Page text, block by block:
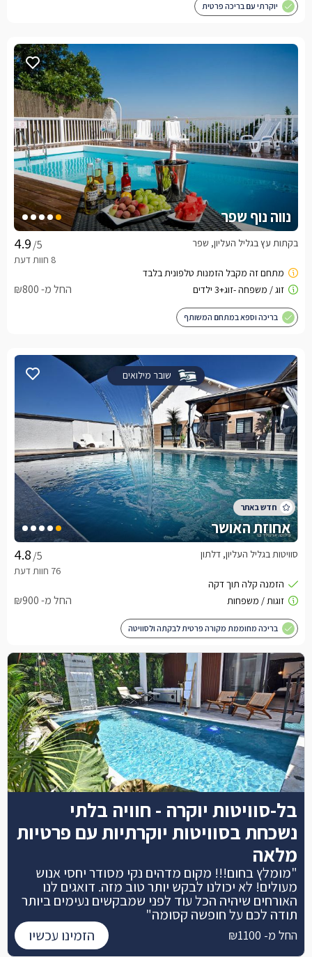
יוקרתי עם בריכה פרטית
נווה נוף שפר
/5 בקתות עץ בגליל העליון, שפר
החל מ- ₪800
בריכה וספא במתחם המשותף
שובר מילואים
אחוזת האושר
/5 סוויטות בגליל העליון, דלתון
החל מ- ₪900
בריכה מחוממת מקורה פרטית לבקתה ולסוויטה
בל-סוויטות יוקרה - חוויה בלתי
נשכחת בסוויטות יוקרתיות עם פרטיות
מלאה
"מומלץ בחום!!! מקום מדהים נקי מסודר יחסי אנוש
מעולים! לא יכולנו לבקש יותר טוב מזה. דואגים לנו
האורחים שיהיה הכל עוד לפני שמבקשים נעימים ביותר
תודה לכם על חופשה קסומה"
החל מ- ₪1100 הזמינו עכשיו